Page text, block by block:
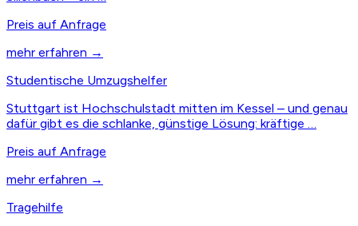
Preis auf Anfrage
mehr erfahren →
Studentische Umzugshelfer
Stuttgart ist Hochschulstadt mitten im Kessel – und genau
dafür gibt es die schlanke, günstige Lösung: kräftige …
Preis auf Anfrage
mehr erfahren →
Tragehilfe